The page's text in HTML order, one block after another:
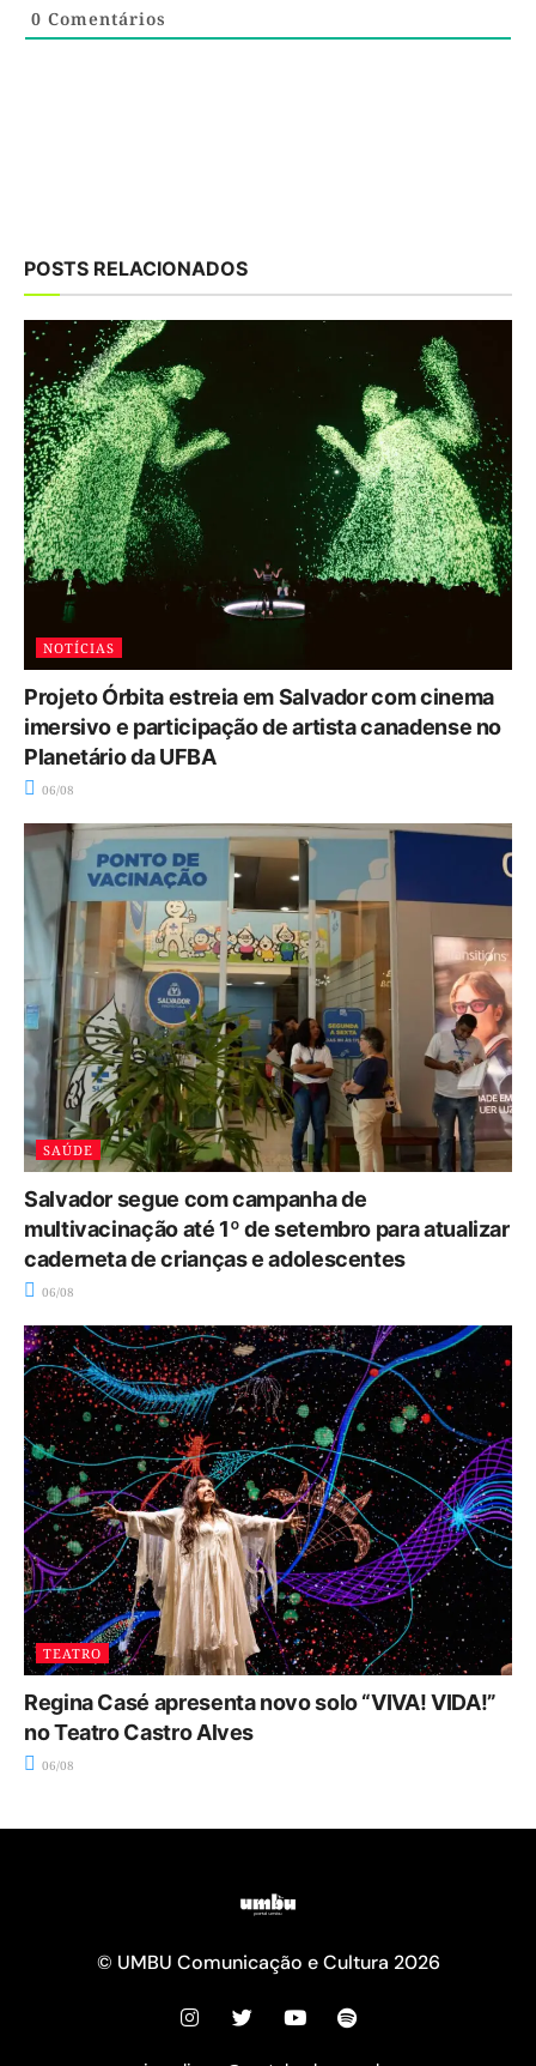
0 Comentários
POSTS RELACIONADOS
NOTÍCIAS
Projeto Órbita estreia em Salvador com cinema
imersivo e participação de artista canadense no
Planetário da UFBA
06/08
SAÚDE
Salvador segue com campanha de
multivacinação até 1º de setembro para atualizar
caderneta de crianças e adolescentes
06/08
TEATRO
Regina Casé apresenta novo solo “VIVA! VIDA!”
no Teatro Castro Alves
06/08
© UMBU Comunicação e Cultura 2026